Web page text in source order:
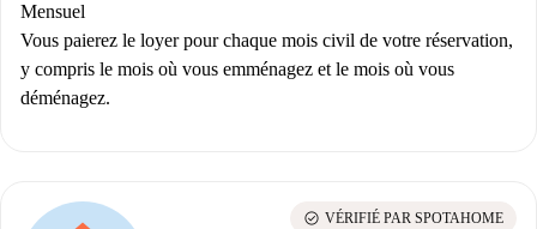
Mensuel
Vous paierez le loyer pour chaque mois civil de votre réservation,
y compris le mois où vous emménagez et le mois où vous
déménagez.
check_circle VÉRIFIÉ PAR SPOTAHOME